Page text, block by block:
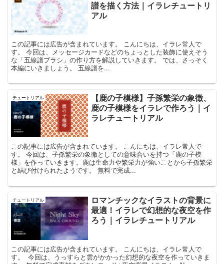
譜を描く方法｜イラレチュートリ
アル
この記事には広告が含まれています。 こんにちは、イラレ常人で
す。 今回は、メッセージカードなどのちょっとした装飾に使えそう
な「五線譜ブラシ」の作り方を解説していきます。 では、さっそく
本編にいきましょう。 五線譜を...
チュートリアル
【鹿の子模様】子孫繁栄の象徴、
鹿の子模様をイラレで作ろう｜イ
ラレチュートリアル
この記事には広告が含まれています。 こんにちは、イラレ常人で
す。 今回は、子孫繁栄の象徴としての意味合いを持つ「鹿の子模
様」を作っていきます。鹿は生命力や繁栄力が強いことから子孫繁栄
と結び付けられたようです。 無料で完成...
チュートリアル
ロマンチックなイラストの背景に
最適！イラレで幻想的な夜空を作
ろう｜イラレチュートリアル
この記事には広告が含まれています。 こんにちは、イラレ常人で
す。 今回は、うっすらと雲がかかった幻想的な夜空を作っていきま